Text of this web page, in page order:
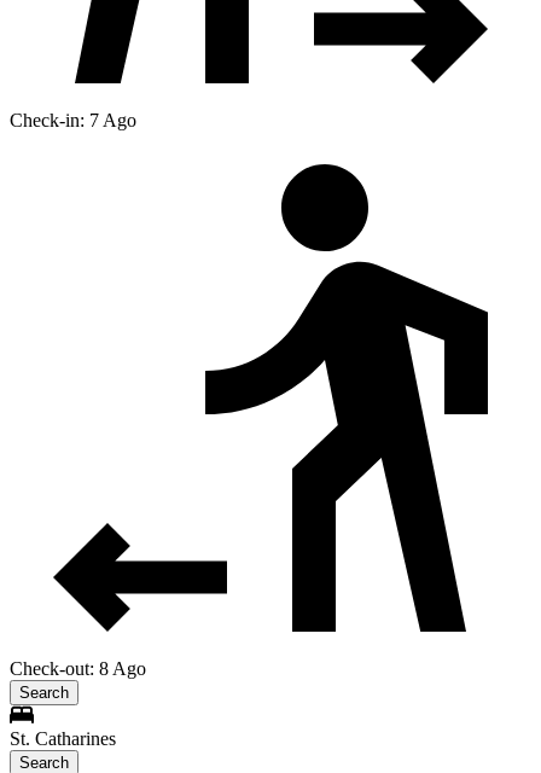
Check-in: 7 Ago
Check-out: 8 Ago
Search
St. Catharines
Search